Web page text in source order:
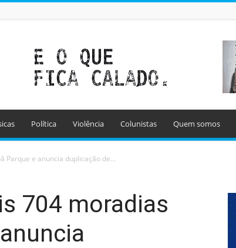
Política Violência Colunistas Quem somos
Parque e anuncia duplicação de...
704 moradias